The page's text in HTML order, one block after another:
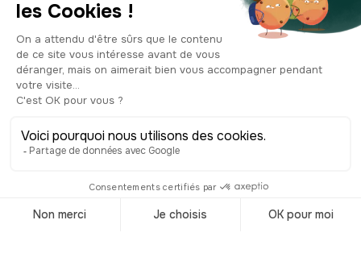
époque où la station balnéaire du
artistique, un brin avant-gardiste. Une
époque où le corps féminin devenait
peu à peu un sujet d’art libéré, célébré
en pleine nature. D'autres racontent
mécène amoureux, en hommage à une
flou fait partie de son charme. Depuis,
familière. On la croise par hasard, lors